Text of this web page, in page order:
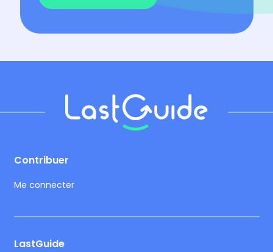
Contribuer
Me connecter
LastGuide